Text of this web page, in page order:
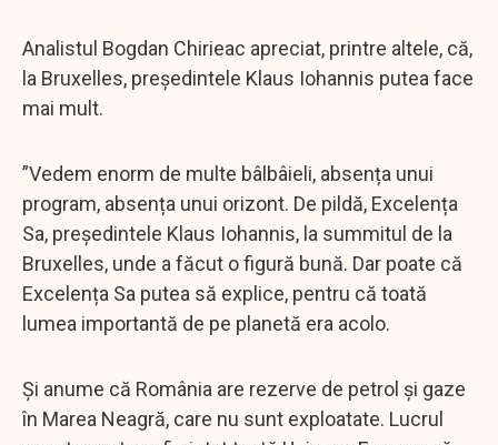
Analistul Bogdan Chirieac apreciat, printre altele, că,
la Bruxelles, președintele Klaus Iohannis putea face
mai mult.
”Vedem enorm de multe bâlbâieli, absența unui
program, absența unui orizont. De pildă, Excelența
Sa, președintele Klaus Iohannis, la summitul de la
Bruxelles, unde a făcut o figură bună. Dar poate că
Excelența Sa putea să explice, pentru că toată
lumea importantă de pe planetă era acolo.
Și anume că România are rezerve de petrol și gaze
în Marea Neagră, care nu sunt exploatate. Lucrul